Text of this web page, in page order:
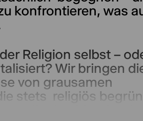
konfrontieren, was
Religion selbst –
Wir bringen
von grausamen
stets religiös